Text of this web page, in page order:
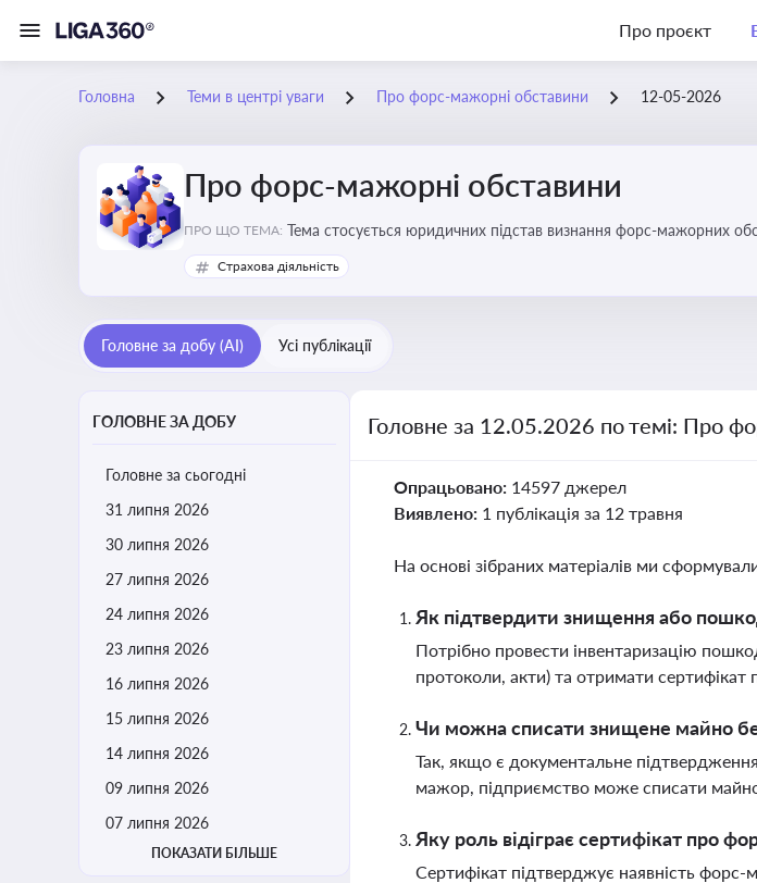
Про проєкт
Головна Теми в центрі уваги Про форс-мажорні обставини 12-05-2026
Про форс-мажорні обставини
ПРО ЩО ТЕМА: Тема стосується юридичних підстав визнання форс-мажорних
Страхова діяльність
Головне за добу (AI) Усі публікації
ГОЛОВНЕ ЗА ДОБУ
Головне за сьогодні
31 липня 2026
30 липня 2026
27 липня 2026
24 липня 2026
23 липня 2026
16 липня 2026
15 липня 2026
14 липня 2026
09 липня 2026
07 липня 2026
ПОКАЗАТИ БІЛЬШЕ
Головне за 12.05.2026 по темі: Про
Опрацьовано: 14597 джерел
Виявлено: 1 публікація за 12 травня
На основі зібраних матеріалів ми
Як підтвердити знищення або
Потрібно провести інвентаризацію
протоколи, акти) та отримати
Чи можна списати знищене майно
Так, якщо є документальне
мажор, підприємство може списати
Яку роль відіграє сертифікат про
Сертифікат підтверджує наявність форс-